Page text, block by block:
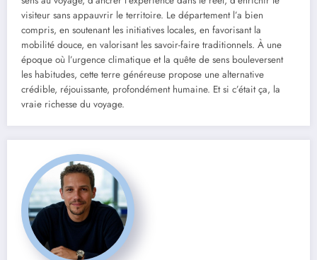
visiteur sans appauvrir le territoire. Le département l’a bien
compris, en soutenant les initiatives locales, en favorisant la
mobilité douce, en valorisant les savoir-faire traditionnels. À une
époque où l’urgence climatique et la quête de sens bouleversent
les habitudes, cette terre généreuse propose une alternative
crédible, réjouissante, profondément humaine. Et si c’était ça, la
vraie richesse du voyage.